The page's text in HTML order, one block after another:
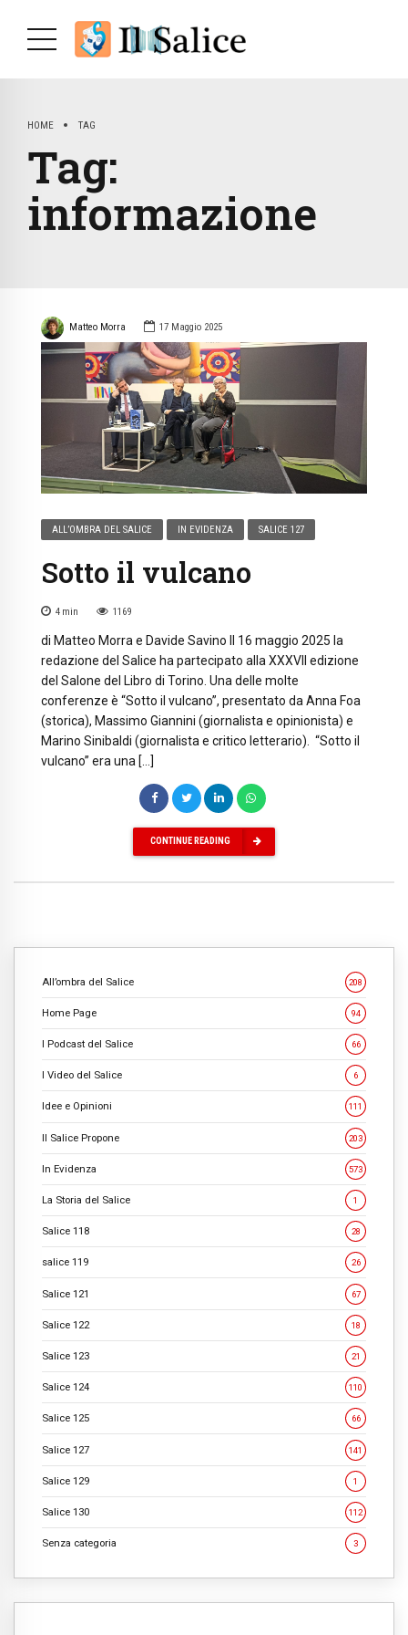
HOME TAG
Tag:
informazione
Matteo Morra 17 Maggio 2025
ALL’OMBRA DEL SALICE IN EVIDENZA SALICE 127
Sotto il vulcano
4 min 1169
di Matteo Morra e Davide Savino Il 16 maggio 2025 la
redazione del Salice ha partecipato alla XXXVII edizione
del Salone del Libro di Torino. Una delle molte
conferenze è “Sotto il vulcano”, presentato da Anna Foa
(storica), Massimo Giannini (giornalista e opinionista) e
Marino Sinibaldi (giornalista e critico letterario). “Sotto il
vulcano” era una […]
CONTINUE READING
All’ombra del Salice 208
Home Page 94
I Podcast del Salice 66
I Video del Salice 6
Idee e Opinioni 111
Il Salice Propone 203
In Evidenza 573
La Storia del Salice 1
Salice 118 28
salice 119 26
Salice 121 67
Salice 122 18
Salice 123 21
Salice 124 110
Salice 125 66
Salice 127 141
Salice 129 1
Salice 130 112
Senza categoria 3